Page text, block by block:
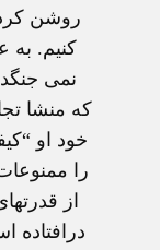
روشن
کنيم. به
نمی
که منشا
خود او
را
از
درافتاده